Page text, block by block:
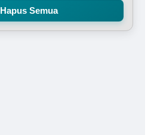
Hapus Semua